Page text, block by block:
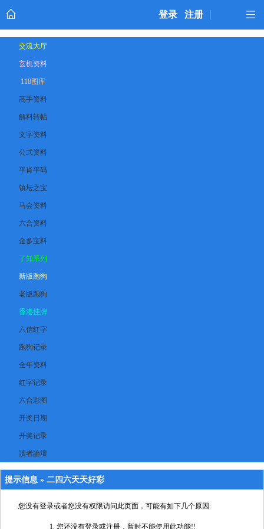
登录 注册
交流大厅
玄机资料
118图库
高手资料
解料转帖
文字资料
公式资料
平肖平码
镇坛之宝
马会资料
六合资料
金多宝料
了知系列
新版跑狗
老版跑狗
香港挂牌
六信红字
跑狗记录
全年资料
红字记录
六合彩图
开奖日期
开奖记录
讀者論壇
提示信息 » 二四六天天好彩
您没有登录或者您没有权限访问此页面，可能有如下几个原因:
您还没有登录或注册，暂时不能使用此功能!!